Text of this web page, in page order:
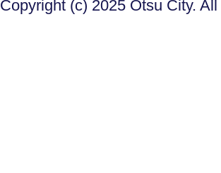
Copyright (c) 2025 Otsu City.